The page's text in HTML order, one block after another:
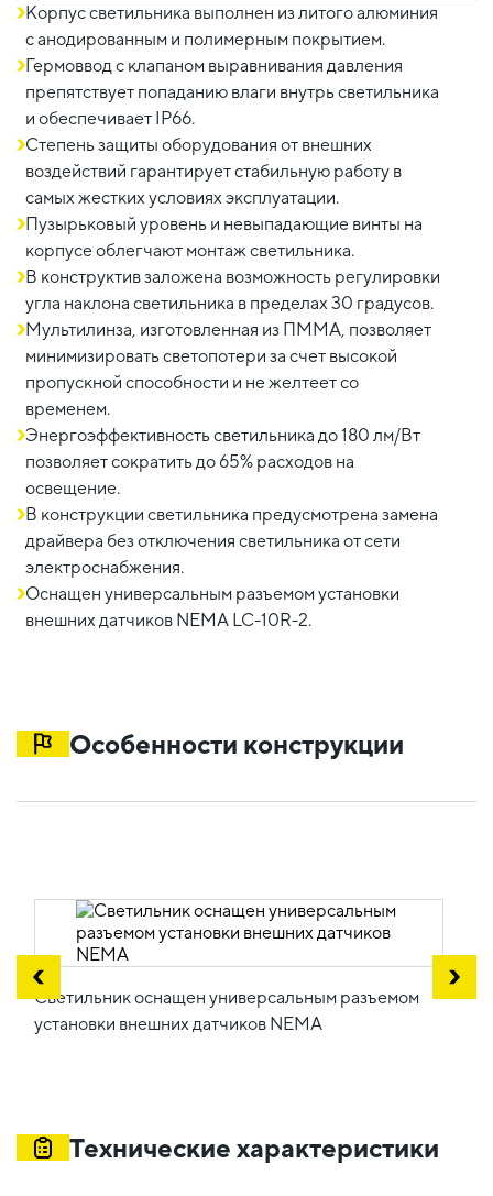
Корпус светильника выполнен из литого алюминия
c анодированным и полимерным покрытием.
Гермоввод с клапаном выравнивания давления
препятствует попаданию влаги внутрь светильника
и обеспечивает IP66.
Степень защиты оборудования от внешних
воздействий гарантирует стабильную работу в
самых жестких условиях эксплуатации.
Пузырьковый уровень и невыпадающие винты на
корпусе облегчают монтаж светильника.
В конструктив заложена возможность регулировки
угла наклона светильника в пределах 30 градусов.
Мультилинза, изготовленная из ПММА, позволяет
минимизировать светопотери за счет высокой
пропускной способности и не желтеет со
временем.
Энергоэффективность светильника до 180 лм/Вт
позволяет сократить до 65% расходов на
освещение.
В конструкции светильника предусмотрена замена
драйвера без отключения светильника от сети
электроснабжения.
Оснащен универсальным разъемом установки
внешних датчиков NEMA LC-10R-2.
Особенности конструкции
Светильник оснащен универсальным разъемом
установки внешних датчиков NEMA
Технические характеристики